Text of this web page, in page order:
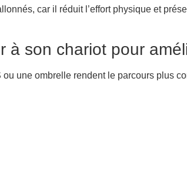
car il réduit l’effort physique et
à son chariot pour
une ombrelle rendent le parcours plus